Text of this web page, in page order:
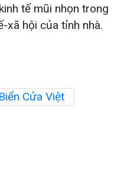
tế mũi nhọn trong
xã hội của tỉnh nhà.
Biển Cửa Việt